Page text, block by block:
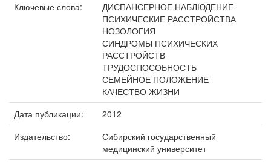
Ключевые слова:
ДИСПАНСЕРНОЕ НАБЛЮДЕНИЕ
ПСИХИЧЕСКИЕ РАССТРОЙСТВА
НОЗОЛОГИЯ
СИНДРОМЫ ПСИХИЧЕСКИХ
РАССТРОЙСТВ
ТРУДОСПОСОБНОСТЬ
СЕМЕЙНОЕ ПОЛОЖЕНИЕ
КАЧЕСТВО ЖИЗНИ
Дата публикации:
2012
Издательство:
Сибирский государственный
медицинский университет